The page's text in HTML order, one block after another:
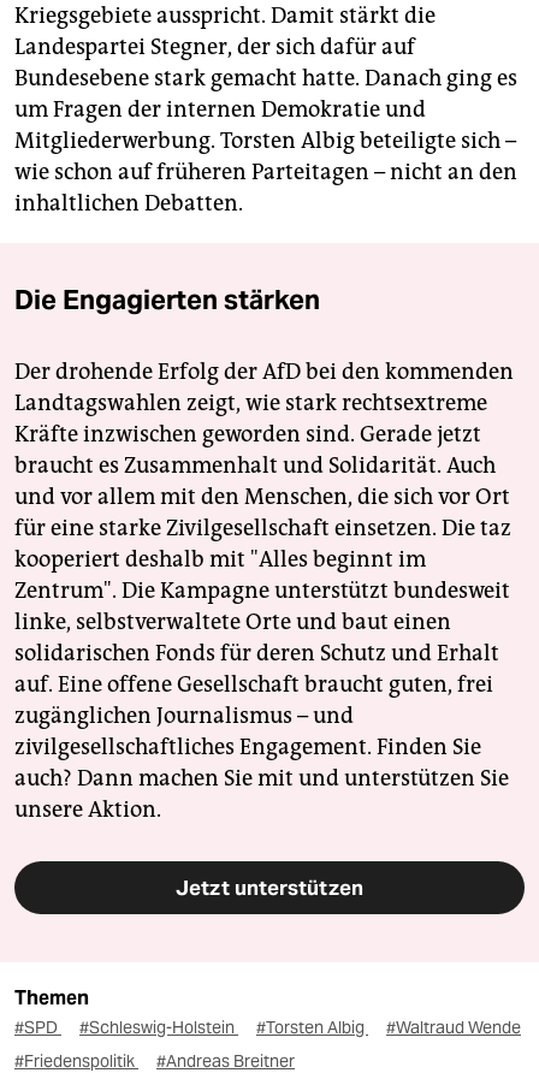
Kriegsgebiete ausspricht. Damit stärkt die
Landespartei Stegner, der sich dafür auf
Bundesebene stark gemacht hatte. Danach ging es
um Fragen der internen Demokratie und
Mitgliederwerbung. Torsten Albig beteiligte sich –
wie schon auf früheren Parteitagen – nicht an den
inhaltlichen Debatten.
Die Engagierten stärken
Der drohende Erfolg der AfD bei den kommenden
Landtagswahlen zeigt, wie stark rechtsextreme
Kräfte inzwischen geworden sind. Gerade jetzt
braucht es Zusammenhalt und Solidarität. Auch
und vor allem mit den Menschen, die sich vor Ort
für eine starke Zivilgesellschaft einsetzen. Die taz
kooperiert deshalb mit "Alles beginnt im
Zentrum". Die Kampagne unterstützt bundesweit
linke, selbstverwaltete Orte und baut einen
solidarischen Fonds für deren Schutz und Erhalt
auf. Eine offene Gesellschaft braucht guten, frei
zugänglichen Journalismus – und
zivilgesellschaftliches Engagement. Finden Sie
auch? Dann machen Sie mit und unterstützen Sie
unsere Aktion.
Jetzt unterstützen
Themen
#SPD #Schleswig-Holstein #Torsten Albig
#Waltraud Wende
#Friedenspolitik
#Andreas Breitner